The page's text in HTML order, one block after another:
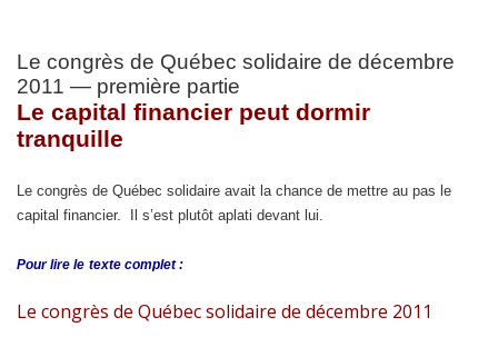
Le congrès de Québec solidaire de décembre
2011 — première partie
Le capital financier peut dormir
tranquille
Le congrès de Québec solidaire avait la chance de mettre au pas le
capital financier. Il s’est plutôt aplati devant lui.
Pour lire le texte complet :
Le congrès de Québec solidaire de décembre 2011